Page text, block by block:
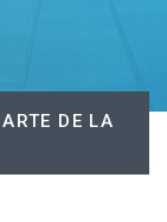
DE LA